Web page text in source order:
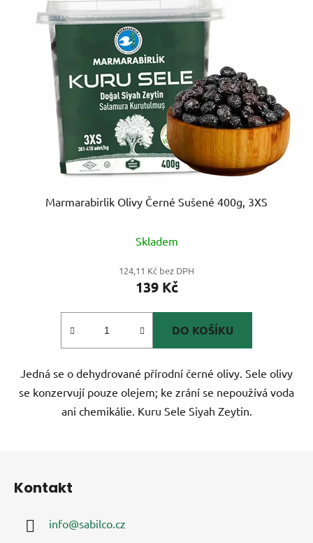
Marmarabirlik Olivy Černé Sušené 400g, 3XS
Skladem
124,11 Kč bez DPH
139 Kč
DO KOŠÍKU
Jedná se o dehydrované přírodní černé olivy. Sele olivy
se konzervují pouze olejem; ke zrání se nepoužívá voda
ani chemikálie. Kuru Sele Siyah Zeytin.
Kontakt
info@sabilco.cz